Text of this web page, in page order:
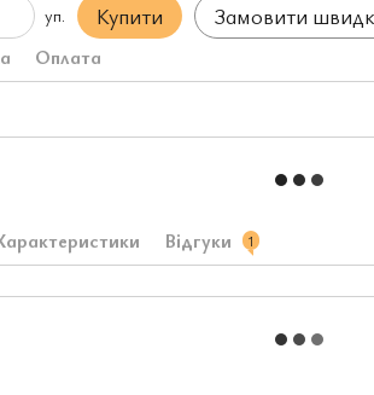
уп. Купити Замовити
Оплата
Відгуки 1